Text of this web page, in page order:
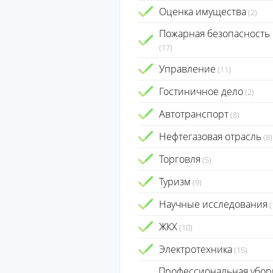
Оценка имущества(2)
Пожарная безопасность
(17)
Управление (11)
Гостиничное дело(2)
Автотранспорт(8)
Нефтегазовая отрасль(8)
Торговля (5)
Туризм (9)
Научные исследования
ЖКХ(10)
Электротехника(15)